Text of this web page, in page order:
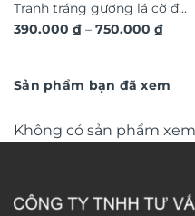
Tranh tráng gương lá cờ đỏ
sao vàng Việt Nam VN14
390.000 ₫ – 750.000 ₫
Sản phẩm bạn đã xem
Không có sản phẩm